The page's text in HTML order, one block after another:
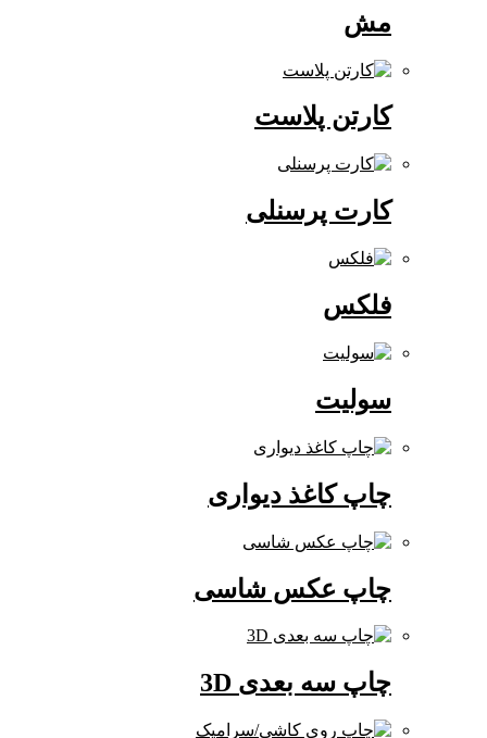
کارتن پلاست
کارت پرسنلی
چاپ کاغذ دیواری
چاپ عکس شاسی
چاپ سه بعدی 3D